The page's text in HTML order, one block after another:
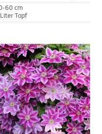
60 cm
Topf